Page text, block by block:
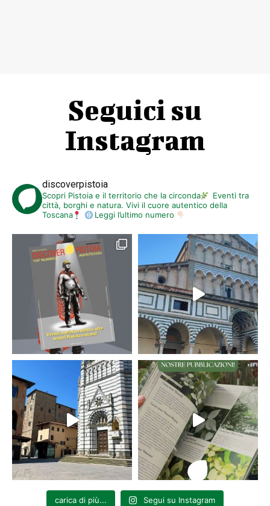
Seguici su
Instagram
discoverpistoia
Scopri Pistoia e il territorio che la circonda
Eventi tra
città, borghi e natura. Vivi il cuore autentico della
Toscana
Leggi l’ultimo numero
carica di più... Segui su Instagram